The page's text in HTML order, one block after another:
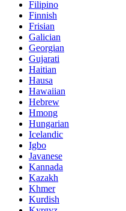
Filipino
Finnish
Frisian
Galician
Georgian
Gujarati
Haitian
Hausa
Hawaiian
Hebrew
Hmong
Hungarian
Icelandic
Igbo
Javanese
Kannada
Kazakh
Khmer
Kurdish